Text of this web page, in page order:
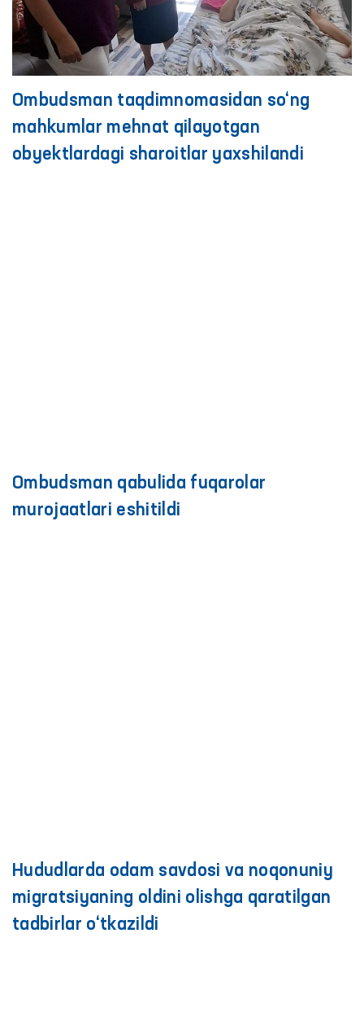
Ombudsman taqdimnomasidan so‘ng
mahkumlar mehnat qilayotgan
obyektlardagi sharoitlar yaxshilandi
Ombudsman qabulida fuqarolar
murojaatlari eshitildi
Hududlarda odam savdosi va noqonuniy
migratsiyaning oldini olishga qaratilgan
tadbirlar o‘tkazildi